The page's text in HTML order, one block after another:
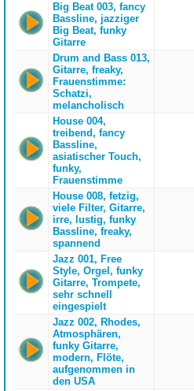
Big Beat 003, fancy
Bassline, jazziger
Big Beat, funky
Gitarre
Drum and Bass 013,
Gitarre, freaky,
Frauenstimme:
Schatzi,
melancholisch
House 004,
treibend, fancy
Bassline,
asiatischer Touch,
funky,
Frauenstimme
House 008, fetzig,
viele Filter, Gitarre,
irre, lustig, funky
Bassline, freaky,
spannend
Jazz 001, Free
Style, Orgel, funky
Gitarre, Trompete,
sehr schnell
eingespielt
Jazz 002, Rhodes,
Atmosphären,
funky Gitarre,
modern, Flöte,
aufgenommen in
den USA